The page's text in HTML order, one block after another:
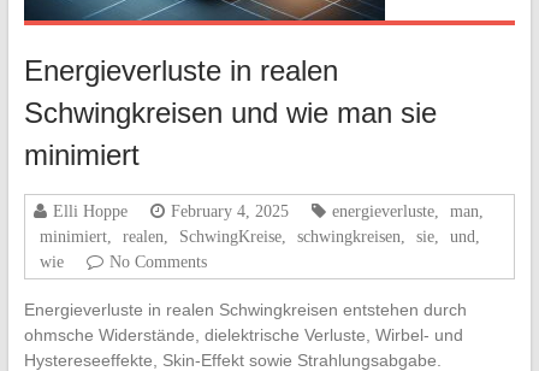
Energieverluste in realen
Schwingkreisen und wie man sie
minimiert
Elli Hoppe February 4, 2025 energieverluste, man
minimiert, realen SchwingKreise, schwingkreisen sie, und
wie
No Comments
Energieverluste in realen Schwingkreisen entstehen durch
ohmsche Widerstände, dielektrische Verluste, Wirbel- und
Hystereseeffekte, Skin-Effekt sowie Strahlungsabgabe.